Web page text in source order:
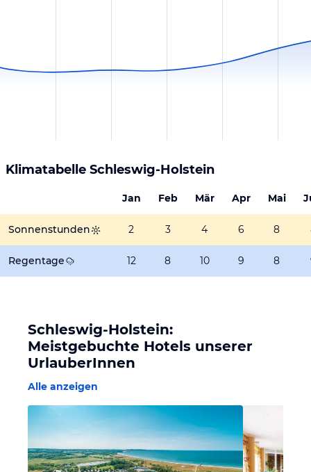
Klimatabelle Schleswig-Holstein
Jan Feb Mär Apr Mai
Sonnenstunden 2 3 4 6 8
Regentage 12 8 10 9 8
Schleswig-Holstein:
Meistgebuchte Hotels unserer
UrlauberInnen
Alle anzeigen